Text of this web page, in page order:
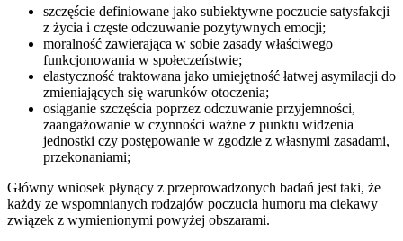
szczęście definiowane jako subiektywne poczucie satysfakcji
z życia i częste odczuwanie pozytywnych emocji;
moralność zawierająca w sobie zasady właściwego
funkcjonowania w społeczeństwie;
elastyczność traktowana jako umiejętność łatwej asymilacji do
zmieniających się warunków otoczenia;
osiąganie szczęścia poprzez odczuwanie przyjemności,
zaangażowanie w czynności ważne z punktu widzenia
jednostki czy postępowanie w zgodzie z własnymi zasadami,
przekonaniami;
Główny wniosek płynący z przeprowadzonych badań jest taki, że
każdy ze wspomnianych rodzajów poczucia humoru ma ciekawy
związek z wymienionymi powyżej obszarami.